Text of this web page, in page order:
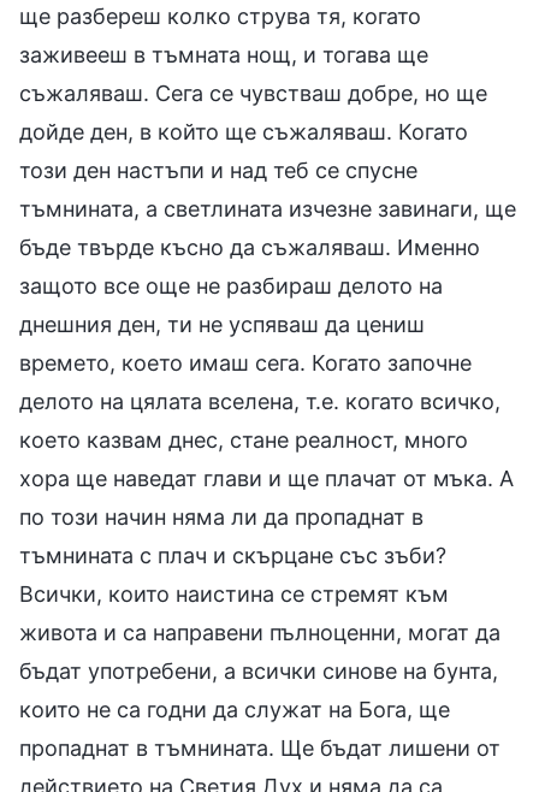
ще разбереш колко струва тя, когато
заживееш в тъмната нощ, и тогава ще
съжаляваш. Сега се чувстваш добре, но ще
дойде ден, в който ще съжаляваш. Когато
този ден настъпи и над теб се спусне
тъмнината, а светлината изчезне завинаги, ще
бъде твърде късно да съжаляваш. Именно
защото все още не разбираш делото на
днешния ден, ти не успяваш да цениш
времето, което имаш сега. Когато започне
делото на цялата вселена, т.е. когато всичко,
което казвам днес, стане реалност, много
хора ще наведат глави и ще плачат от мъка. А
по този начин няма ли да пропаднат в
тъмнината с плач и скърцане със зъби?
Всички, които наистина се стремят към
живота и са направени пълноценни, могат да
бъдат употребени, а всички синове на бунта,
които не са годни да служат на Бога, ще
пропаднат в тъмнината. Ще бъдат лишени от
действието на Светия Дух и няма да са